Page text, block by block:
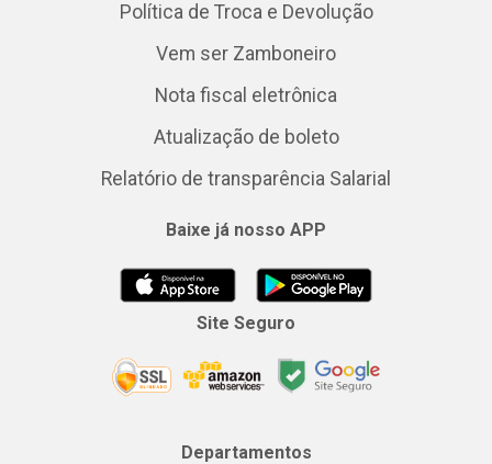
Política de Troca e Devolução
Vem ser Zamboneiro
Nota fiscal eletrônica
Atualização de boleto
Relatório de transparência Salarial
Baixe já nosso APP
Site Seguro
Departamentos